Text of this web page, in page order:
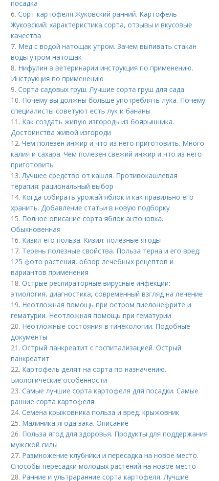
посадка
6.Сорт картофеля Жуковский ранний. Картофель
Жуковский: характеристика сорта, отзывы и вкусовые
качества
7. Мед с водой натощак утром. Зачем выпивать стакан
воды утром натощак
8. Нифулин в ветеринарии инструкция по применению.
Инструкция по применению
9.Сорта садовых груш. Лучшие сорта груш для сада
10. Почему вы должны больше употреблять лука. Почему
специалисты советуют есть лук и бананы
11. Как создать живую изгородь из боярышника.
Достоинства живой изгороди
12.Чем полезен инжир и что из него приготовить. Много
калия и сахара. Чем полезен свежий инжир и что из него
приготовить
13.Лучшее средство от кашля. Противокашлевая
терапия: рациональный выбор
14. Когда собирать урожай яблок и как правильно его
хранить. Добавление статьи в новую подборку
15. Полное описание сорта яблок антоновка.
Обыкновенная
16. Кизил его польза. Кизил: полезные ягоды
17. Терень полезные свойства. Польза терна и его вред:
125 фото растения, обзор лечебных рецептов и
вариантов применения
18.Острые респираторные вирусные инфекции:
этиология, диагностика, современный взгляд на лечение
19. Неотложная помощь при остром пиелонефрите и
гематурии. Неотложная помощь при гематурии
20. Неотложные состояния в гинекологии. Подобные
документы
21.Острый панкреатит с госпитализацией. Острый
панкреатит
22. Картофель делят на сорта по назначению.
Биологические особенности
23.Самые лучшие сорта картофеля для посадки. Самые
ранние сорта картофеля
24.Семена крыжовника польза и вред. крыжовник
25. Малиника ягода зака. Описание
26. Польза ягод для здоровья. Продукты для поддержания
мужской силы
27. Размножение клубники и пересадка на новое место.
Способы пересадки молодых растений на новое место
28. Ранние и ультраранние сорта картофеля. Лучшие